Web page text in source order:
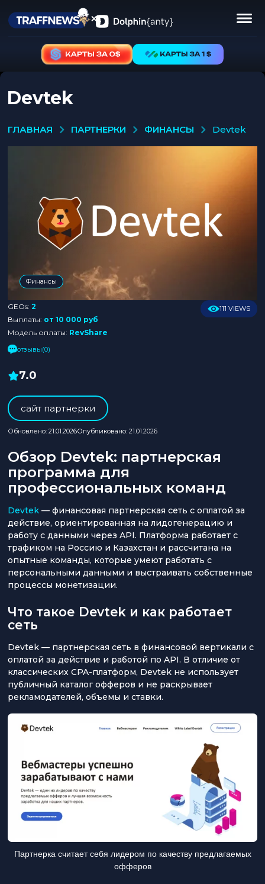
Devtek
ГЛАВНАЯ ПАРТНЕРКИ ФИНАНСЫ devtek
Финансы
GEOs: 2
Выплаты: от 10 000 руб
Модель оплаты: RevShare
111 VIEWS
отзывы(0)
7.0
cайт партнерки
Обновлено: 21.01.2026Опубликовано: 21.01.2026
Обзор Devtek: партнерская
программа для
профессиональных команд
Devtek — финансовая партнерская сеть с оплатой за
действие, ориентированная на лидогенерацию и
работу с данными через API. Платформа работает с
трафиком на Россию и Казахстан и рассчитана на
опытные команды, которые умеют работать с
персональными данными и выстраивать собственные
процессы монетизации.
Что такое Devtek и как работает
сеть
Devtek — партнерская сеть в финансовой вертикали с
оплатой за действие и работой по API. В отличие от
классических CPA-платформ, Devtek не использует
публичный каталог офферов и не раскрывает
рекламодателей, объемы и ставки.
Партнерка считает себя лидером по качеству предлагаемых
офферов